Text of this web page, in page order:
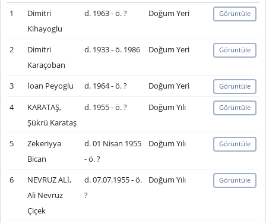
1
Dimitri
Kihayoglu
d. 1963 - ö. ? Doğum Yeri Görüntüle
2
Dimitri
Karaçoban
d. 1933 - ö. 1986 Doğum Yeri Görüntüle
3 İoan Peyoglu d. 1964 - ö. ? Doğum Yeri Görüntüle
4
KARATAŞ,
Şükrü Karataş
d. 1955 - ö. ? Doğum Yılı Görüntüle
5
Zekeriyya
Bican
d. 01 Nisan 1955
- ö. ?
Doğum Yılı Görüntüle
6
NEVRUZ ALİ,
Ali Nevruz
Çiçek
d. 07.07.1955 - ö.
?
Doğum Yılı Görüntüle